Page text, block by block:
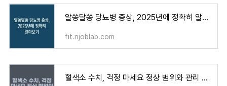
알쏭달쏭 당뇨병 증상, 2025년에 정확히 알아보기
fit.njoblab.com
혈색소 수치, 걱정 마세요 정상 범위와 관리 방법 알아볼까요?